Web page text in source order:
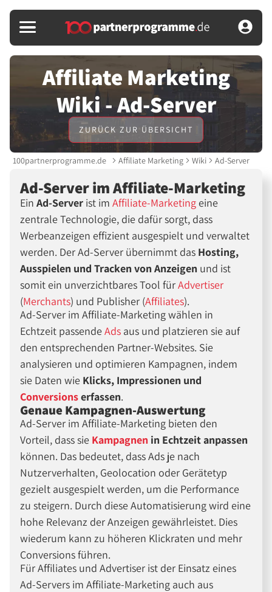
Affiliate Marketing
Wiki - Ad-Server
ZURÜCK ZUR ÜBERSICHT
100partnerprogramme.de Affiliate Marketing Wiki Ad-Server
Ad-Server im Affiliate-Marketing
EinAd-Server ist imAffiliate-Marketingeine
zentrale Technologie, die dafür sorgt, dass
Werbeanzeigen effizient ausgespielt und verwaltet
werden. Der Ad-Server übernimmt das Hosting,
Ausspielen und Tracken von Anzeigen und ist
somit ein unverzichtbares Tool fürAdvertiser
(Merchants) und Publisher (Affiliates).
Ad-Server im Affiliate-Marketing wählen in
Echtzeit passendeAds aus und platzieren sie auf
den entsprechenden Partner-Websites. Sie
analysieren und optimieren Kampagnen, indem
sie Daten wie Klicks, Impressionen und
Conversionserfassen.
Genaue Kampagnen-Auswertung
Ad-Server im Affiliate-Marketing bieten den
Vorteil, dass sie Kampagnen in Echtzeit anpassen
können. Das bedeutet, dass Ads je nach
Nutzerverhalten, Geolocation oder Gerätetyp
gezielt ausgespielt werden, um die Performance
zu steigern. Durch diese Automatisierung wird eine
hohe Relevanz der Anzeigen gewährleistet. Dies
wiederum kann zu höheren Klickraten und mehr
Conversions führen.
Für Affiliates und Advertiser ist der Einsatz eines
Ad-Servers im Affiliate-Marketing auch aus